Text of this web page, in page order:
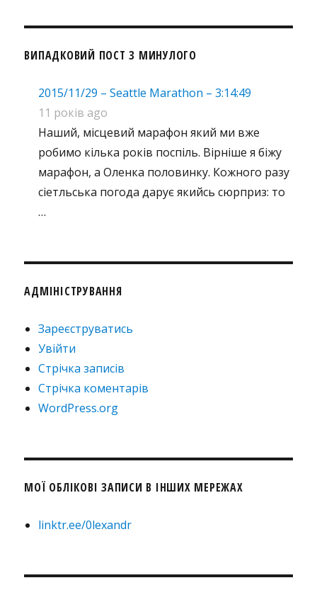
ВИПАДКОВИЙ ПОСТ З МИНУЛОГО
2015/11/29 – Seattle Marathon – 3:14:49
11 років ago
Наший, місцевий марафон який ми вже
робимо кілька років поспіль. Вірніше я біжу
марафон, а Оленка половинку. Кожного разу
сіетльська погода дарує якийсь сюрприз: то
…
АДМІНІСТРУВАННЯ
Зареєструватись
Увійти
Стрічка записів
Стрічка коментарів
WordPress.org
МОЇ ОБЛІКОВІ ЗАПИСИ В ІНШИХ МЕРЕЖАХ
linktr.ee/0lexandr